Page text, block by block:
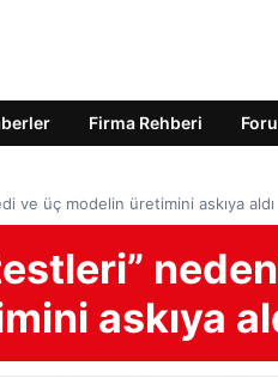
Firma Rehberi
ve üç modelin üretimini askıya aldı
askıya